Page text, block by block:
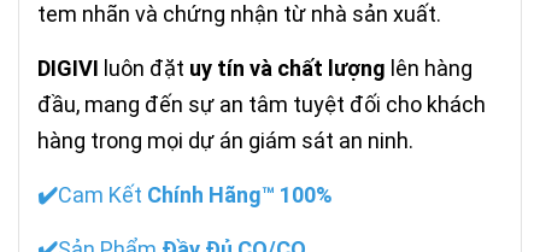
tem nhãn và chứng nhận từ nhà sản xuất.
DIGIVI luôn đặt uy tín và chất lượng lên hàng
đầu, mang đến sự an tâm tuyệt đối cho khách
hàng trong mọi dự án giám sát an ninh.
✔️Cam Kết Chính Hãng™ 100%